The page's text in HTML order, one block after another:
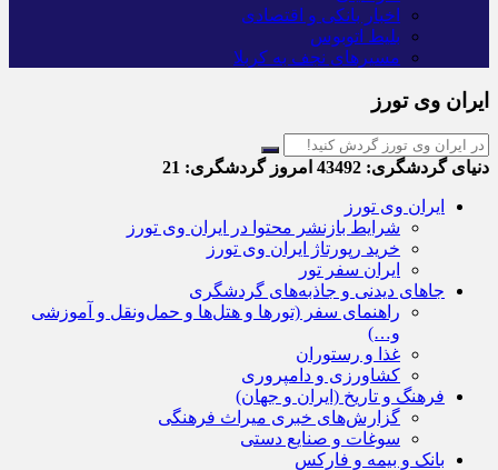
اخبار بانکی و اقتصادی
بلیط اتوبوس
مسیرهای نجف به کربلا
ایران وی تورز
دنیای گردشگری: امروز گردشگری:
ایران وی تورز
شرایط بازنشر محتوا در ایران وی تورز
خرید رپورتاژ ایران وی تورز
ایران سفر تور
جاهای دیدنی و جاذبه‌های گردشگری
راهنمای سفر (تورها و هتل‌ها و حمل‌و‌نقل و آموزشی
و…)
غذا و رستوران
کشاورزی و دامپروری
فرهنگ و تاریخ (ایران و جهان)
گزارش‌های خبری میراث فرهنگی
سوغات و صنایع دستی
بانک و بیمه و فارکس